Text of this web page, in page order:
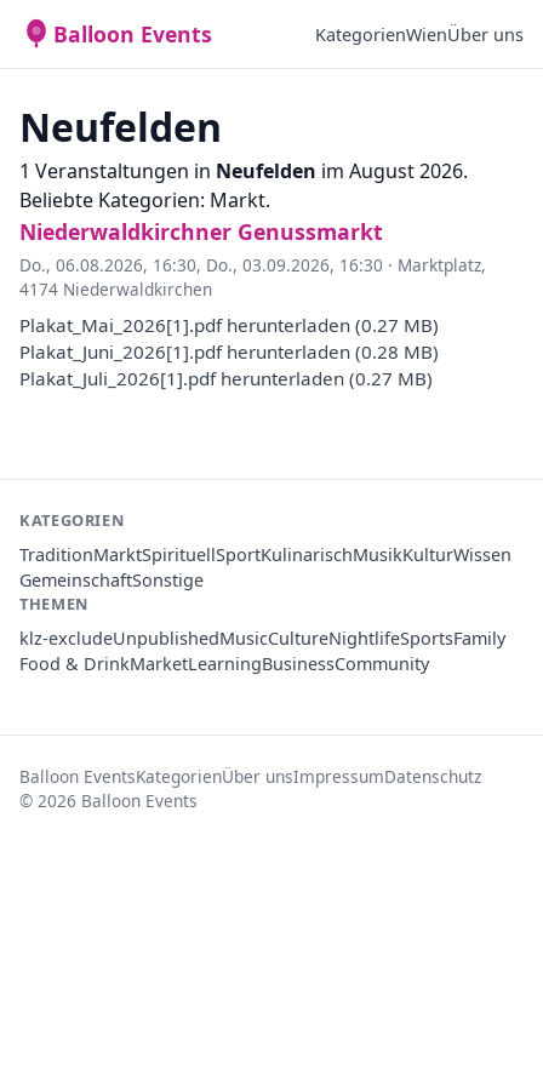
Balloon Events KategorienWienÜber uns
Neufelden
1 Veranstaltungen in Neufelden im August 2026.
Beliebte Kategorien: Markt.
Niederwaldkirchner Genussmarkt
Do., 06.08.2026, 16:30, Do., 03.09.2026, 16:30 · Marktplatz,
4174 Niederwaldkirchen
Plakat_Mai_2026[1].pdf herunterladen (0.27 MB)
Plakat_Juni_2026[1].pdf herunterladen (0.28 MB)
Plakat_Juli_2026[1].pdf herunterladen (0.27 MB)
KATEGORIEN
TraditionMarktSpirituellSportKulinarischMusikKulturWissen
GemeinschaftSonstige
THEMEN
klz-excludeUnpublishedMusicCultureNightlifeSportsFamily
Food & DrinkMarketLearningBusinessCommunity
Balloon EventsKategorienÜber unsImpressumDatenschutz
© 2026 Balloon Events